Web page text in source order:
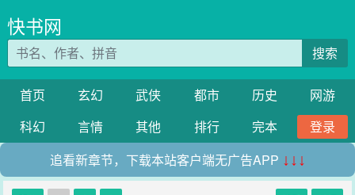
快书网
搜索
首页 玄幻 武侠 都市 历史
网游
科幻
言情 其他 排行 完本
登录
追看新章节，下载本站客户端无广告APP ↓↓↓